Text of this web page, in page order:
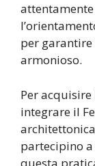
per
armonioso.
Per acquisire
integrare il
partecipino
questa